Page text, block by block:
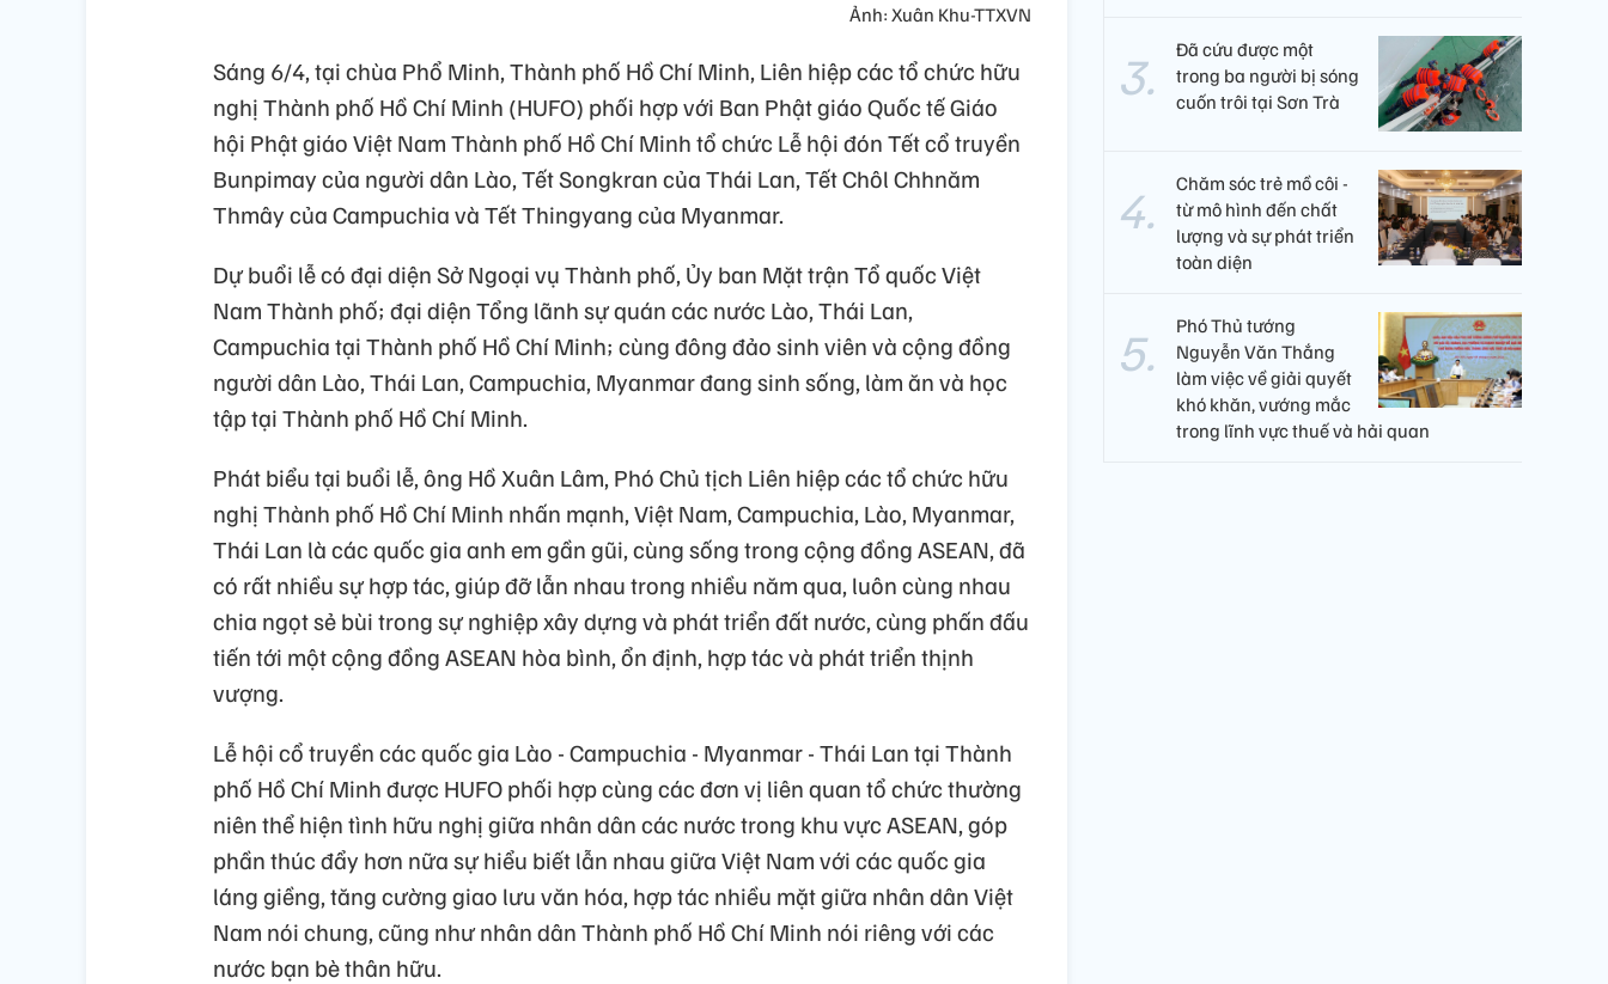
Ảnh: Xuân Khu-TTXVN
Sáng 6/4, tại chùa Phổ Minh, Thành phố Hồ Chí Minh, Liên hiệp các tổ chức hữu
nghị Thành phố Hồ Chí Minh (HUFO) phối hợp với Ban Phật giáo Quốc tế Giáo
hội Phật giáo Việt Nam Thành phố Hồ Chí Minh tổ chức Lễ hội đón Tết cổ truyền
Bunpimay của người dân Lào, Tết Songkran của Thái Lan, Tết Chôl Chhnăm
Thmây của Campuchia và Tết Thingyang của Myanmar.
Dự buổi lễ có đại diện Sở Ngoại vụ Thành phố, Ủy ban Mặt trận Tổ quốc Việt
Nam Thành phố; đại diện Tổng lãnh sự quán các nước Lào, Thái Lan,
Campuchia tại Thành phố Hồ Chí Minh; cùng đông đảo sinh viên và cộng đồng
người dân Lào, Thái Lan, Campuchia, Myanmar đang sinh sống, làm ăn và học
tập tại Thành phố Hồ Chí Minh.
Phát biểu tại buổi lễ, ông Hồ Xuân Lâm, Phó Chủ tịch Liên hiệp các tổ chức hữu
nghị Thành phố Hồ Chí Minh nhấn mạnh, Việt Nam, Campuchia, Lào, Myanmar,
Thái Lan là các quốc gia anh em gần gũi, cùng sống trong cộng đồng ASEAN, đã
có rất nhiều sự hợp tác, giúp đỡ lẫn nhau trong nhiều năm qua, luôn cùng nhau
chia ngọt sẻ bùi trong sự nghiệp xây dựng và phát triển đất nước, cùng phấn đấu
tiến tới một cộng đồng ASEAN hòa bình, ổn định, hợp tác và phát triển thịnh
vượng.
Lễ hội cổ truyền các quốc gia Lào - Campuchia - Myanmar - Thái Lan tại Thành
phố Hồ Chí Minh được HUFO phối hợp cùng các đơn vị liên quan tổ chức thường
niên thể hiện tình hữu nghị giữa nhân dân các nước trong khu vực ASEAN, góp
phần thúc đẩy hơn nữa sự hiểu biết lẫn nhau giữa Việt Nam với các quốc gia
láng giềng, tăng cường giao lưu văn hóa, hợp tác nhiều mặt giữa nhân dân Việt
Nam nói chung, cũng như nhân dân Thành phố Hồ Chí Minh nói riêng với các
nước bạn bè thân hữu.
Đã cứu được một
trong ba người bị sóng
cuốn trôi tại Sơn Trà
Chăm sóc trẻ mồ côi -
từ mô hình đến chất
lượng và sự phát triển
toàn diện
Phó Thủ tướng
Nguyễn Văn Thắng
làm việc về giải quyết
khó khăn, vướng mắc
trong lĩnh vực thuế và hải quan